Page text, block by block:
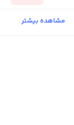
مشاهده بیشتر